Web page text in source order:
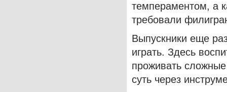
темпераментом, а
требовали
Выпускники еще
играть. Здесь
проживать
суть через